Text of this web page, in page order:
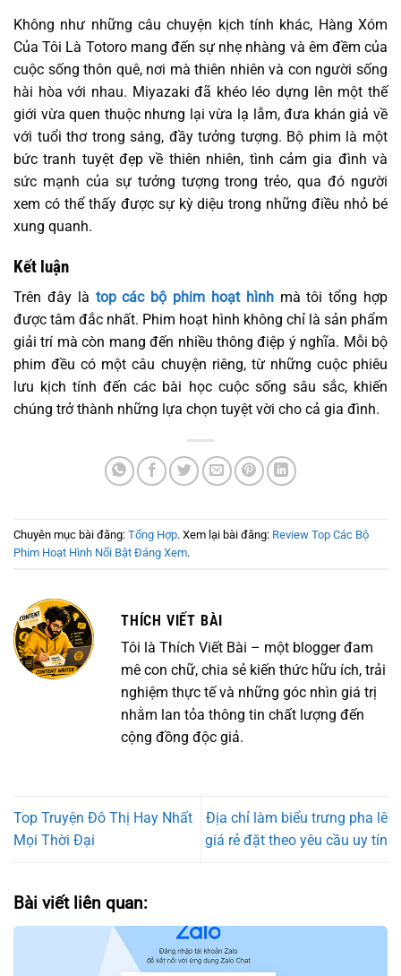
Không như những câu chuyện kịch tính khác, Hàng Xóm
Của Tôi Là Totoro mang đến sự nhẹ nhàng và êm đềm của
cuộc sống thôn quê, nơi mà thiên nhiên và con người sống
hài hòa với nhau. Miyazaki đã khéo léo dựng lên một thế
giới vừa quen thuộc nhưng lại vừa lạ lẫm, đưa khán giả về
với tuổi thơ trong sáng, đầy tưởng tượng. Bộ phim là một
bức tranh tuyệt đẹp về thiên nhiên, tình cảm gia đình và
sức mạnh của sự tưởng tượng trong trẻo, qua đó người
xem có thể thấy được sự kỳ diệu trong những điều nhỏ bé
xung quanh.
Kết luận
Trên đây là top các bộ phim hoạt hìnhmà tôi tổng hợp
được tâm đắc nhất. Phim hoạt hình không chỉ là sản phẩm
giải trí mà còn mang đến nhiều thông điệp ý nghĩa. Mỗi bộ
phim đều có một câu chuyện riêng, từ những cuộc phiêu
lưu kịch tính đến các bài học cuộc sống sâu sắc, khiến
chúng trở thành những lựa chọn tuyệt vời cho cả gia đình.
Chuyên mục bài đăng: Tổng Hợp. Xem lại bài đăng: Review Top Các Bộ
Phim Hoạt Hình Nổi Bật Đáng Xem.
THÍCH VIẾT BÀI
Tôi là Thích Viết Bài – một blogger đam
mê con chữ, chia sẻ kiến thức hữu ích, trải
nghiệm thực tế và những góc nhìn giá trị
nhằm lan tỏa thông tin chất lượng đến
cộng đồng độc giả.
Top Truyện Đô Thị Hay Nhất
Mọi Thời Đại
Địa chỉ làm biểu trưng pha lê
giá rẻ đặt theo yêu cầu uy tín
Bài viết liên quan: